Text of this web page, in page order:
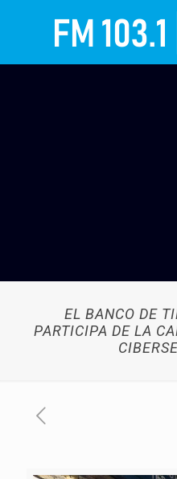
EL BANCO DE
PARTICIPA DE LA